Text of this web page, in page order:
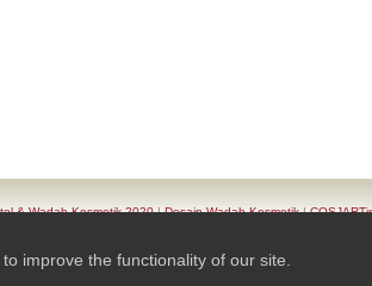
& Wadah Kosmetik 2020|Desain Wadah Kosmetik|
Corporation All Rights Reserved. Powered By
improve the functionality of our site.